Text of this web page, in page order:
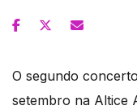
O segundo
setembro na Altice